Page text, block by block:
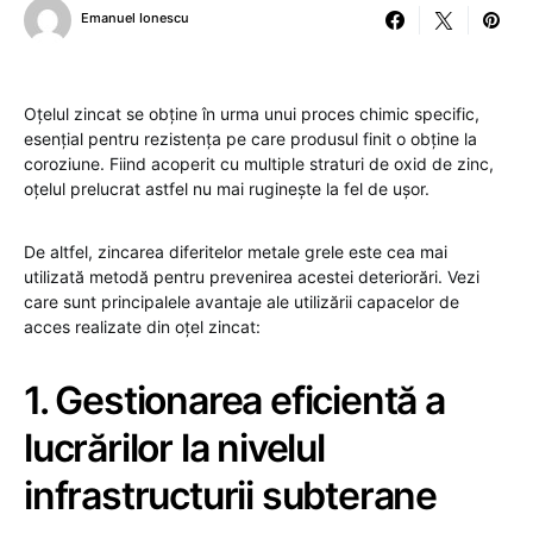
Emanuel Ionescu
Oțelul zincat se obține în urma unui proces chimic specific,
esențial pentru rezistența pe care produsul finit o obține la
coroziune. Fiind acoperit cu multiple straturi de oxid de zinc,
oțelul prelucrat astfel nu mai ruginește la fel de ușor.
De altfel, zincarea diferitelor metale grele este cea mai
utilizată metodă pentru prevenirea acestei deteriorări. Vezi
care sunt principalele avantaje ale utilizării capacelor de
acces realizate din oțel zincat:
1. Gestionarea eficientă a
lucrărilor la nivelul
infrastructurii subterane